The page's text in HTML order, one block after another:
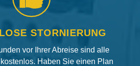
STORNIERUNG
vor Ihrer Abreise sind alle
Haben Sie einen Plan